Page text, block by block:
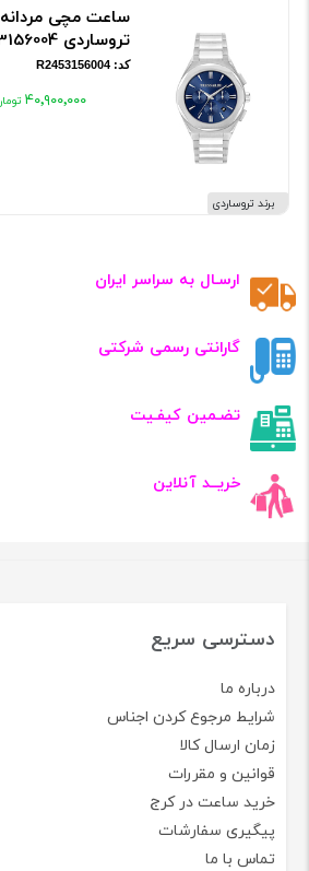
برند تروساردی
ساعت مچی مردانه
تروساردی R2453156004
کد: R2453156004
۴۰٬۹۰۰٬۰۰۰
ارسـال به سراسر ایران
گارانتی رسمی شرکتی
تضـمین کیفـیت
خریــد آنلاین
دسترسی سریع
درباره ما
شرایط مرجوع کردن اجناس
زمان ارسال کالا
قوانین و مقررات
خرید ساعت در کرج
پیگیری سفارشات
تماس با ما